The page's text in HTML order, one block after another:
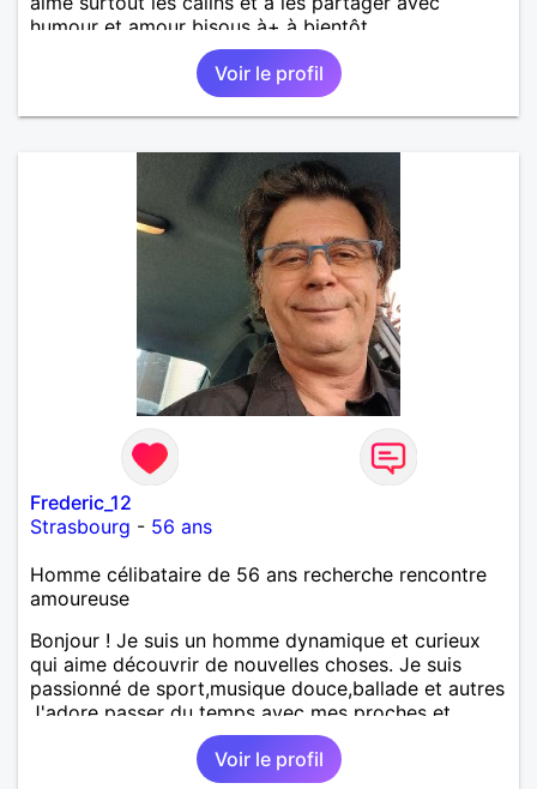
humour et amour bisous à+ à bientôt
Voir le profil
Frederic_12
Strasbourg - 56 ans
Homme célibataire de 56 ans recherche rencontre
amoureuse
Bonjour ! Je suis un homme dynamique et curieux
qui aime découvrir de nouvelles choses. Je suis
passionné de sport,musique douce,ballade et autres
J'adore passer du temps avec mes proches et
partager des moments inoubliables.
Voir le profil